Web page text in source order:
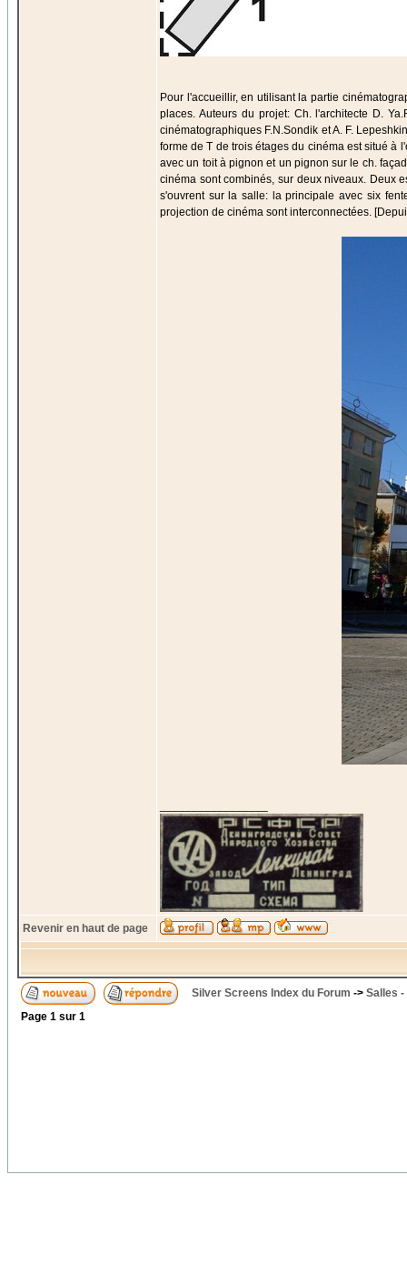
Pour l'accueillir, en utilisant la partie
places. Auteurs du projet: Ch. l'architecte D.
cinématographiques F.N.Sondik et A. F.
forme de T de trois étages du cinéma est situé à
avec un toit à pignon et un pignon sur le ch.
cinéma sont combinés, sur deux niveaux. Deux
s'ouvrent sur la salle: la principale avec six
projection de cinéma sont interconnectées.
Revenir en haut de page
Silver Screens Index du Forum -> Salles
Page 1 sur 1